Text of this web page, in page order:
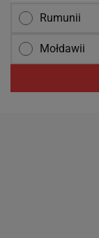
Rumunii
Mołdawii